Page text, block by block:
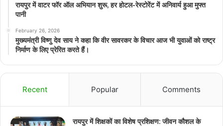
रायपुर में वाटर फॉर ऑल अभियान शुरू, हर होटल-रेस्टोरेंट में अनिवार्य हुआ मुफ्त
पानी
February 26, 2026
मुख्यमंत्री विष्णु देव साय ने कहा कि वीर सावरकर के विचार आज भी युवाओं को राष्ट्र
निर्माण के लिए प्रेरित करते हैं।
Recent Popular Comments
रायपुर में शिक्षकों का विशेष प्रशिक्षण: जीवन कौशल के